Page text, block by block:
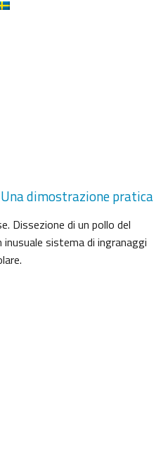
dimostrazione pratica
Dissezione di un pollo del
sistema di ingranaggi